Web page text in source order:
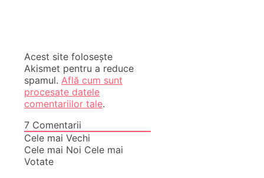
Acest site folosește
Akismet pentru a reduce
spamul. Află cum sunt
procesate datele
comentariilor tale.
7 Comentarii
Cele mai Vechi
Cele mai Noi Cele mai
Votate